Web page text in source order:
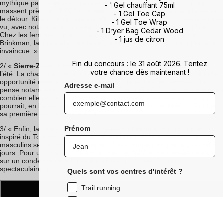
mythique par sa ferveur populaire. La montée vers Aizkorri où se
massent près de 15 000 spectateurs incandescents vaut à elle seule
le détour. Kilian Jornet devra y affronter un plateau d’un niveau jamais-
vu, avec notamment l’arrivée de certains kenyans sur la discipline.
Chez les femmes, on annonce un fight historique entre Nienke
Brinkman, la ‘nouvelle cannibale’, et Maude Mathys, tout simplement
invaincue. »
2/ « Sierre-Zinal
, comme chaque année, sera la ‘course phare’ de
l’été. La chasse au record de l’épreuve chez les hommes et une belle
opportunité offerte aux habituelles outsiders chez les femmes. Je
pense notamment à Anaïs Sabrié, du Team Sidas-Matryx, qui a prouvé
combien elle pouvait se révéler performante sur ce parcours et qui
pourrait, en l’absence de Nienke Brinkman et Maude Mathys, briguer
sa première victoire sur le circuit ! »
3/ « Enfin, la finale, sur l’île portugaise de Madère, sur un format
inspiré du Tour de France. Les 30 meilleurs athlètes féminins et
masculins seront réunis au départ d’une compétition par étapes de 5
jours. Pour un total de 100 km et près de 7000 m de dénivelé positif,
sur un condensé de ce que le trail peut proposer de plus
spectaculaire. »
- 1 Gel chauffant 75ml
- 1 Gel Toe Cap
- 1 Gel Toe Wrap
- 1 Dryer Bag Cedar Wood
- 1 jus de citron
Fin du concours : le 31 août 2026. Tentez
votre chance dès maintenant !
Adresse e-mail
Prénom
Quels sont vos centres d'intérêt ?
Trail running